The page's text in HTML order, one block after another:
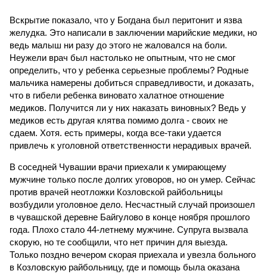
Вскрытие показало, что у Богдана был перитонит и язва
желудка. Это написали в заключении марийские медики, но
ведь малыш ни разу до этого не жаловался на боли.
Неужели врач был настолько не опытным, что не смог
определить, что у ребенка серьезные проблемы? Родные
мальчика намерены добиться справедливости, и доказать,
что в гибели ребенка виновато халатное отношение
медиков. Получится ли у них наказать виновных? Ведь у
медиков есть другая клятва помимо долга - своих не
сдаем. Хотя. есть примеры, когда все-таки удается
привлечь к уголовной ответственности нерадивых врачей.
В соседней Чувашии врачи приехали к умирающему
мужчине только после долгих уговоров, но он умер. Сейчас
против врачей неотложки Козловской райбольницы
возбудили уголовное дело. Несчастный случай произошел
в чувашской деревне Байгулово в конце ноября прошлого
года. Плохо стало 44-летнему мужчине. Супруга вызвала
скорую, но те сообщили, что нет причин для выезда.
Только поздно вечером скорая приехала и увезла больного
в Козловскую райбольницу, где и помощь была оказана